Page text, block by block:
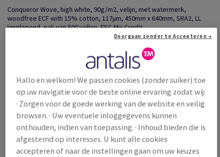
Conqueror Wove, high white, 90g/m2, velijn, met watermerk,
woodfree ECF with 15% cotton, 117µm, 450mm x 640mm, SRA2, LL
langlopend, pak van 500 vellen, FSC Mix Credit
Delen via e-mail
/ 1 000 Vel
(25,9 kg )
OP VOORRAAD
Verpakkingsaantallen
Pak
Hallo en welkom! We passen cookies (zonder suiker) toe
op uw navigatie voor de beste online ervaring zodat wij:
· Zorgen voor de goede werking van de website en veilig
browsen. · Uw eventuele inloggegevens kunnen
onthouden, indien van toepassing. · Inhoud bieden die is
afgestemd op interesses. U kunt alle cookies
accepteren of naar de instellingen gaan om uw keuzes
Doorgaan zonder te Accepteren →